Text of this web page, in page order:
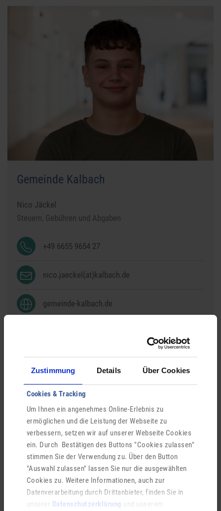
Zustimmung Details Über Cookies
Cookies & Tracking
Um Ihnen ein angenehmes Online-Erlebnis zu
ermöglichen und die Leistung der Webseite zu
verbessern, setzen wir auf unserer Webseite Cookies
ein. Durch Bestätigen des Buttons "Cookies zulassen"
stimmen Sie der Verwendung zu. Über den Button
"Auswahl zulassen" lassen Sie nur die ausgewählten
Cookies zu. Weitere Informationen, auch zur
Datenverarbeitung durch Drittanbieter, finden Sie in
unserer Datenschutzerklärung und unserem
Gemeinde Kalbach
Nico Jäckel
Steuern, Gebühren und Abgaben
+49 6655 9654 27
nico.jaeckel(at)kalbach.de
gemeinde-kalbach.de
Deutschland
ONLINE-BÜRGERSERVICE
Über das A-Z Verzeichnis finden Sie Ihre Ansprech­
partner und Informationen zu allen Bürger­services.
Ihre Fragen und Anträge können Sie uns auch ein­fach
online stellen – ganz ohne Termin.
Login Digitales Rathaus